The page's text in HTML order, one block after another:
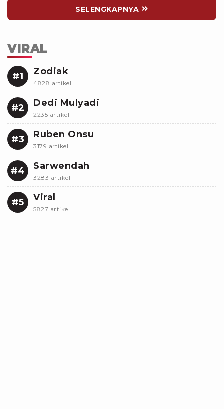
SELENGKAPNYA
VIRAL
#1 Zodiak
4828 artikel
#2 Dedi Mulyadi
2235 artikel
#3 Ruben Onsu
3179 artikel
#4 Sarwendah
3283 artikel
#5 Viral
5827 artikel